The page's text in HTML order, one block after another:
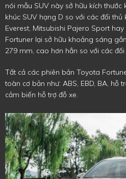
nói mẫu SUV này sở hữu kích
khúc SUV hạng D so với các đối
Everest, Mitsubishi Pajero Sport hay
Fortuner lại sở hữu khoảng sáng
279 mm, cao hơn hẳn so với các đối
Tất cả các phiên bản Toyota
toàn cơ bản như: ABS, EBD, BA, hỗ
cảm biến hỗ trợ đỗ xe.